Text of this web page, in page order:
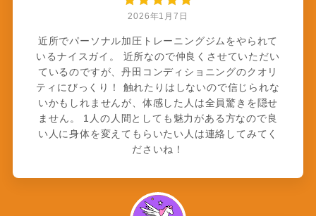
2026年1月7日
近所でパーソナル加圧トレーニングジムをやられて
いるナイスガイ。 近所なので仲良くさせていただい
ているのですが、丹田コンディショニングのクオリ
ティにびっくり！ 触れたりはしないので信じられな
いかもしれませんが、体感した人は全員驚きを隠せ
ません。 1人の人間としても魅力がある方なので良
い人に身体を変えてもらいたい人は連絡してみてく
ださいね！